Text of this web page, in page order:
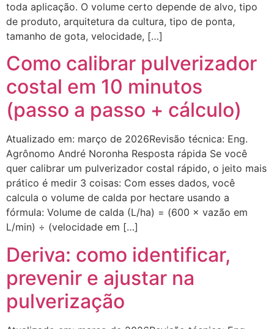
toda aplicação. O volume certo depende de alvo, tipo
de produto, arquitetura da cultura, tipo de ponta,
tamanho de gota, velocidade, […]
Como calibrar pulverizador
costal em 10 minutos
(passo a passo + cálculo)
Atualizado em: março de 2026Revisão técnica: Eng.
Agrônomo André Noronha Resposta rápida Se você
quer calibrar um pulverizador costal rápido, o jeito mais
prático é medir 3 coisas: Com esses dados, você
calcula o volume de calda por hectare usando a
fórmula: Volume de calda (L/ha) = (600 × vazão em
L/min) ÷ (velocidade em […]
Deriva: como identificar,
prevenir e ajustar na
pulverização